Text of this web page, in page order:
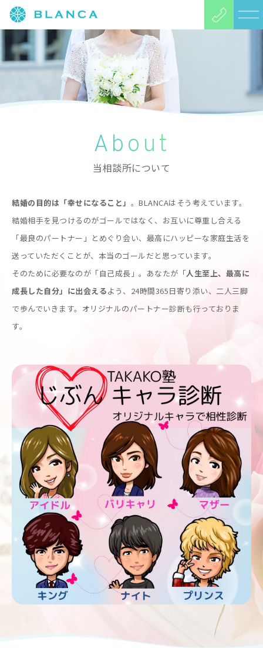
About
当相談所について
結婚の目的は「幸せになること」 。BLANCAはそう考えています。
結婚相手を見つけるのがゴールではなく、お互いに尊重し合える
「最良のパートナー」とめぐり会い、最高にハッピーな家庭生活を
送っていただくことが、本当のゴールだと思っています。
そのために必要なのが「自己成長」。あなたが「人生至上、最高に
成長した自分」に出会えるよう、24時間365日寄り添い、二人三脚
で歩んでいきます。オリジナルのパートナー診断も行っておりま
す。